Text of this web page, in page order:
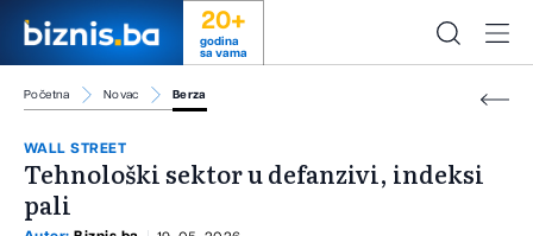
20+
godina
sa vama
Početna Novac Berza
WALL STREET
Tehnološki sektor u defanzivi, indeksi
pali